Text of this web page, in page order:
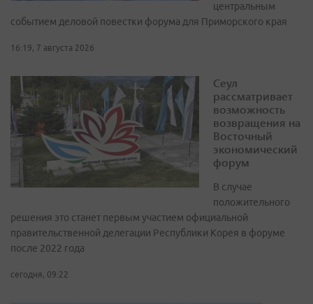
центральным
событием деловой повестки форума для Приморского края
16:19, 7 августа 2026
Сеул
рассматривает
возможность
возвращения на
Восточный
экономический
форум
В случае
положительного
решения это станет первым участием официальной
правительственной делегации Республики Корея в форуме
после 2022 года
сегодня, 09:22